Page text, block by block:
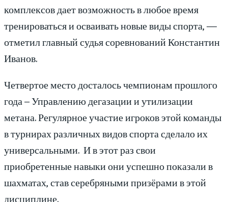
комплексов дает возможность в любое время
тренироваться и осваивать новые виды спорта, —
отметил главный судья соревнований Константин
Иванов.
Четвертое место досталось чемпионам прошлого
года – Управлению дегазации и утилизации
метана. Регулярное участие игроков этой команды
в турнирах различных видов спорта сделало их
универсальными. И в этот раз свои
приобретенные навыки они успешно показали в
шахматах, став серебряными призёрами в этой
дисциплине.